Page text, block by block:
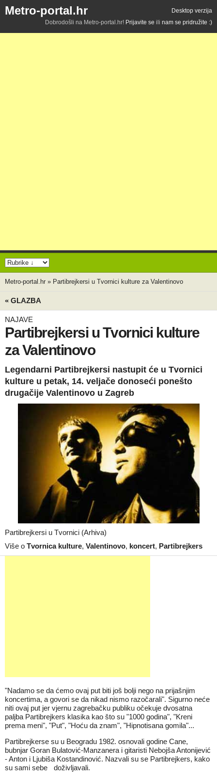
Metro-portal.hr
Desktop verzija
Dobrodošli na Metro-portal.hr! Prijavite se ili nam se pridružite :)
Metro-portal.hr » Partibrejkersi u Tvornici kulture za Valentinovo
« GLAZBA
NAJAVE
Partibrejkersi u Tvornici kulture
za Valentinovo
Legendarni Partibrejkersi nastupit će u Tvornici
kulture u petak, 14. veljače donoseći ponešto
drugačije Valentinovo u Zagreb
Partibrejkersi u Tvornici (Arhiva)
Više o Tvornica kulture, Valentinovo, koncert, Partibrejkers
"Nadamo se da ćemo ovaj put biti još bolji nego na prijašnjim
koncertima, a govori se da nikad nismo razočarali". Sigurno neće
niti ovaj put jer vjernu zagrebačku publiku očekuje dvosatna
paljba Partibrejkers klasika kao što su "1000 godina", "Kreni
prema meni", "Put", "Hoću da znam", "Hipnotisana gomila"...
Partibrejkerse su u Beogradu 1982. osnovali godine Cane,
bubnjar Goran Bulatović-Manzanera i gitaristi Nebojša Antonijević
- Anton i Ljubiša Kostandinović. Nazvali su se Partibrejkers, kako
su sami sebe doživljavali.